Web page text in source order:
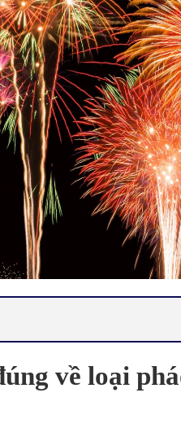
về loại